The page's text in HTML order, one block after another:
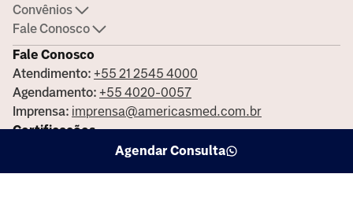
Fale Conosco
Atendimento: +55 21 2545 4000
Agendamento: +55 4020-0057
Imprensa: imprensa@americasmed.com.br
Certificações
Convênios
Fale Conosco
Agendar Consulta